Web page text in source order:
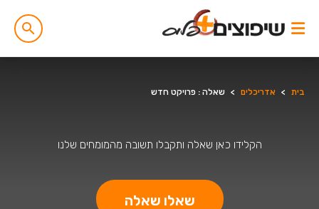
בית > אדריכלים > שאלה : פרויקט חדש
הקלידו כאן שאלה ותקבלו תשובה מהמומחים שלנו
שאלו שאלה